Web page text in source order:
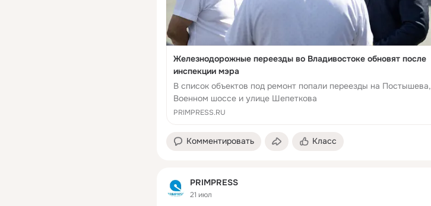
Железнодорожные переезды во Владивостоке обновят после
инспекции мэра
В список объектов под ремонт попали переезды на Постышева,
Военном шоссе и улице Шепеткова
PRIMPRESS.RU
Комментировать Класс
PRIMPRESS
21 июл